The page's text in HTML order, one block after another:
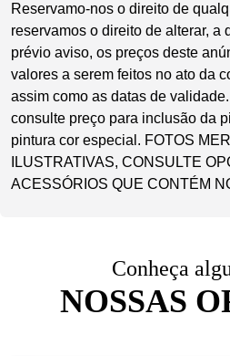
Reservamo-nos o direito de
reservamos o direito de alterar, a
prévio aviso, os preços deste
valores a serem feitos no ato da
assim como as datas de
consulte preço para inclusão da
pintura cor especial. FOTOS
ILUSTRATIVAS, CONSULTE
ACESSÓRIOS QUE CONTÉM
Conheça
NOSSAS